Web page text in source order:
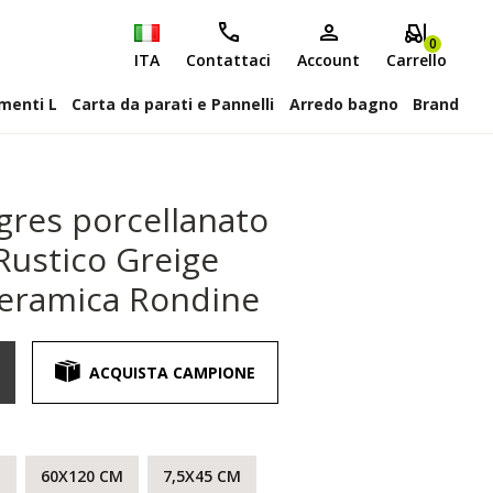
ITA Contattaci Account
0
Carrello
Elementi L Carta da parati e Pannelli Arredo bagno Brand
porcellanato
Greige
Rondine
ACQUISTA CAMPIONE
60X120 CM 7,5X45 CM